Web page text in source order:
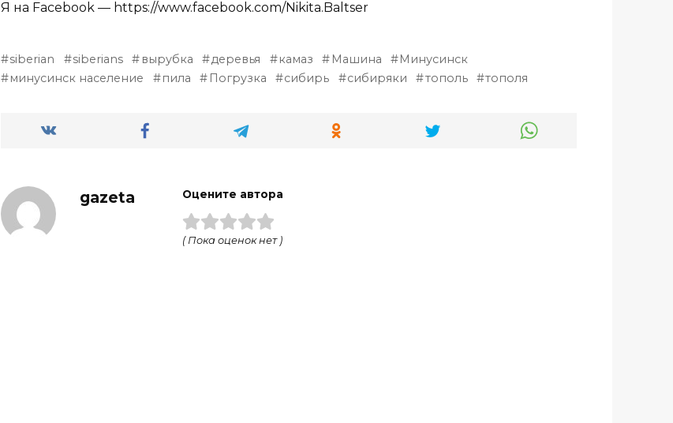
Я на Facebook — https://www.facebook.com/Nikita.Baltser
siberian siberians вырубка деревья камаз Машина
Минусинск
минусинск население
пила Погрузка сибирь сибиряки тополь тополя
gazeta Оцените автора
( Пока оценок нет )